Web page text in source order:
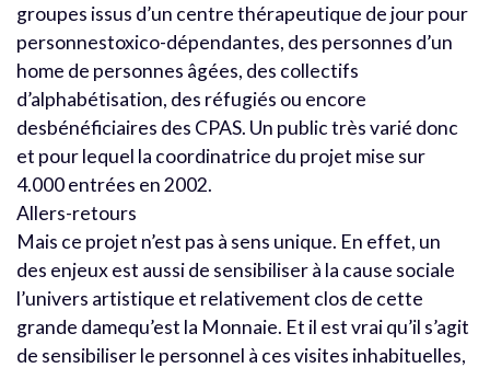
groupes issus d’un centre thérapeutique de jour pour
personnestoxico-dépendantes, des personnes d’un
home de personnes âgées, des collectifs
d’alphabétisation, des réfugiés ou encore
desbénéficiaires des CPAS. Un public très varié donc
et pour lequel la coordinatrice du projet mise sur
4.000 entrées en 2002.
Allers-retours
Mais ce projet n’est pas à sens unique. En effet, un
des enjeux est aussi de sensibiliser à la cause sociale
l’univers artistique et relativement clos de cette
grande damequ’est la Monnaie. Et il est vrai qu’il s’agit
de sensibiliser le personnel à ces visites inhabituelles,